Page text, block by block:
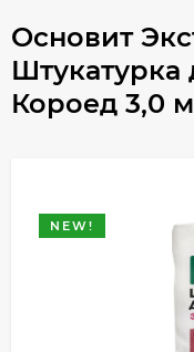
Основит
Штукатурка
Короед 3,0
NEW!